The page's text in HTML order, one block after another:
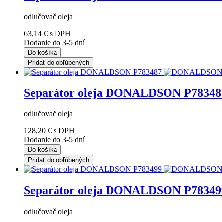
odlučovač oleja
63,14 € s DPH
Dodanie do 3-5 dní
Do košíka
Pridať do obľúbených
Separátor oleja DONALDSON
odlučovač oleja
128,20 € s DPH
Dodanie do 3-5 dní
Do košíka
Pridať do obľúbených
Separátor oleja DONALDSON
odlučovač oleja